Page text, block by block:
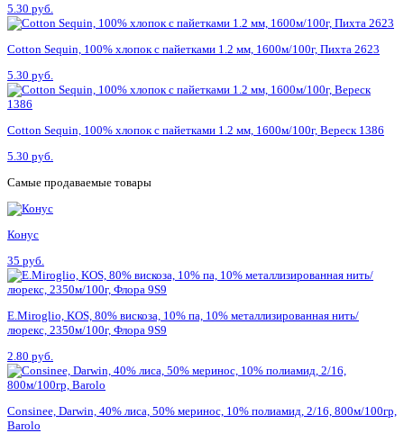
5.30 руб.
Cotton Sequin, 100% хлопок с пайетками 1.2 мм, 1600м/100г, Пихта 2623
5.30 руб.
Cotton Sequin, 100% хлопок с пайетками 1.2 мм, 1600м/100г, Вереск 1386
5.30 руб.
Самые продаваемые товары
Конус
35 руб.
E.Miroglio, KOS, 80% вискоза, 10% па, 10% металлизированная нить/
люрекс, 2350м/100г, Флора 9S9
2.80 руб.
Consinee, Darwin, 40% лиса, 50% меринос, 10% полиамид, 2/16, 800м/100гр,
Barolo